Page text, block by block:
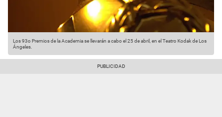
Los 93o Premios de la Academia se llevarán a cabo el 25 de abril, en el Teatro Kodak de Los
Ángeles.